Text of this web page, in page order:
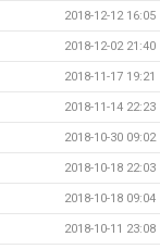
2018-12-12 16:05
2018-12-02 21:40
2018-11-17 19:21
2018-11-14 22:23
2018-10-30 09:02
2018-10-18 22:03
2018-10-18 09:04
2018-10-11 23:08